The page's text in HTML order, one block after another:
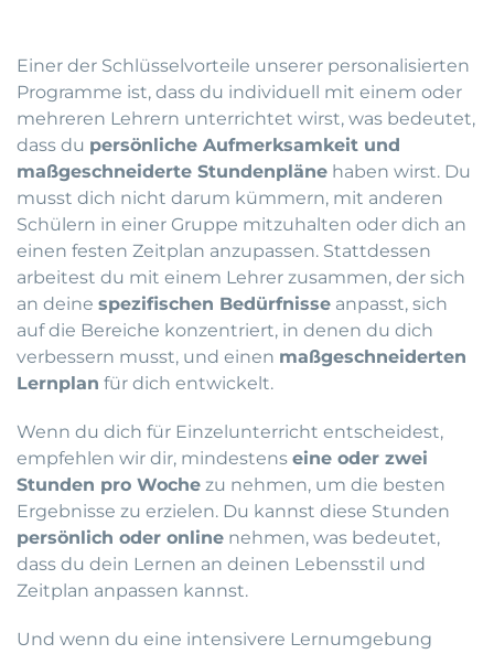
Einer der Schlüsselvorteile unserer personalisierten
Programme ist, dass du individuell mit einem oder
mehreren Lehrern unterrichtet wirst, was bedeutet,
dass du persönliche Aufmerksamkeit und
maßgeschneiderte Stundenpläne haben wirst. Du
musst dich nicht darum kümmern, mit anderen
Schülern in einer Gruppe mitzuhalten oder dich an
einen festen Zeitplan anzupassen. Stattdessen
arbeitest du mit einem Lehrer zusammen, der sich
an deine spezifischen Bedürfnisse anpasst, sich
auf die Bereiche konzentriert, in denen du dich
verbessern musst, und einen maßgeschneiderten
Lernplan für dich entwickelt.
Wenn du dich für Einzelunterricht entscheidest,
empfehlen wir dir, mindestens eine oder zwei
Stunden pro Woche zu nehmen, um die besten
Ergebnisse zu erzielen. Du kannst diese Stunden
persönlich oder online nehmen, was bedeutet,
dass du dein Lernen an deinen Lebensstil und
Zeitplan anpassen kannst.
Und wenn du eine intensivere Lernumgebung